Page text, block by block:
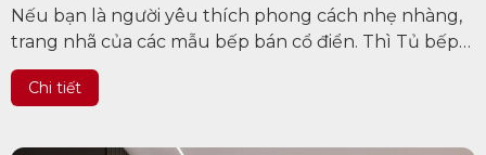
Nếu bạn là người yêu thích phong cách nhẹ nhàng,
trang nhã của các mẫu bếp bán cổ điển. Thì Tủ bếp
Laminate Lacquered có thể là lựa chọn tuyệt vời cho
bạn đấy. Mang vẻ đẹp nhẹ...
Chi tiết